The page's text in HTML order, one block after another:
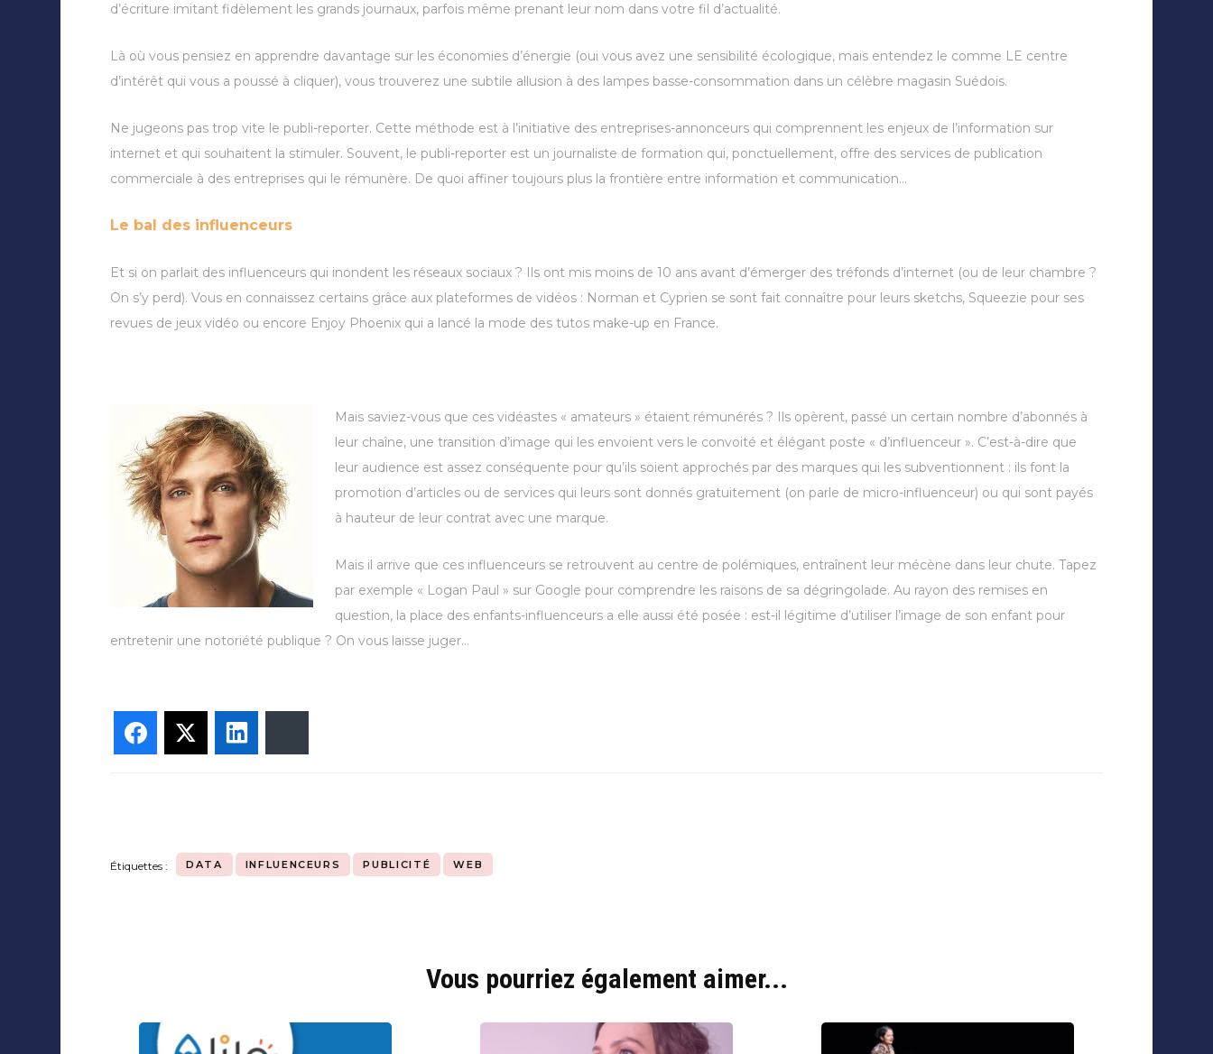
d’écriture imitant fidèlement les grands journaux, parfois même prenant leur nom dans votre fil d’actualité.
Là où vous pensiez en apprendre davantage sur les économies d’énergie (oui vous avez une sensibilité écologique, mais entendez le comme LE centre
d’intérêt qui vous a poussé à cliquer), vous trouverez une subtile allusion à des lampes basse-consommation dans un célèbre magasin Suédois.
Ne jugeons pas trop vite le publi-reporter. Cette méthode est à l’initiative des entreprises-annonceurs qui comprennent les enjeux de l’information sur
internet et qui souhaitent la stimuler. Souvent, le publi-reporter est un journaliste de formation qui, ponctuellement, offre des services de publication
commerciale à des entreprises qui le rémunère. De quoi affiner toujours plus la frontière entre information et communication…
Le bal des influenceurs
Et si on parlait des influenceurs qui inondent les réseaux sociaux ? Ils ont mis moins de 10 ans avant d’émerger des tréfonds d’internet (ou de leur chambre ?
On s’y perd). Vous en connaissez certains grâce aux plateformes de vidéos : Norman et Cyprien se sont fait connaître pour leurs sketchs, Squeezie pour ses
revues de jeux vidéo ou encore Enjoy Phoenix qui a lancé la mode des tutos make-up en France.
Mais saviez-vous que ces vidéastes « amateurs » étaient rémunérés ? Ils opèrent, passé un certain nombre d’abonnés à
leur chaîne, une transition d’image qui les envoient vers le convoité et élégant poste « d’influenceur ». C’est-à-dire que
leur audience est assez conséquente pour qu’ils soient approchés par des marques qui les subventionnent : ils font la
promotion d’articles ou de services qui leurs sont donnés gratuitement (on parle de micro-influenceur) ou qui sont payés
à hauteur de leur contrat avec une marque.
Mais il arrive que ces influenceurs se retrouvent au centre de polémiques, entraînent leur mécène dans leur chute. Tapez
par exemple « Logan Paul » sur Google pour comprendre les raisons de sa dégringolade. Au rayon des remises en
question, la place des enfants-influenceurs a elle aussi été posée : est-il légitime d’utiliser l’image de son enfant pour
entretenir une notoriété publique ? On vous laisse juger…
FacebookTwitter
Étiquettes : DATA INFLUENCEURS PUBLICITÉ WEB
Vous pourriez également aimer...